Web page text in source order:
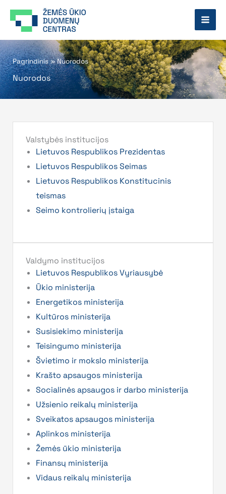
prie
Pagrindinis»Nuorodos
Nuorodos
Valstybės institucijos
Lietuvos Respublikos Prezidentas
Lietuvos Respublikos Seimas
Lietuvos Respublikos Konstitucinis
teismas
Seimo kontrolierių įstaiga
Valdymo institucijos
Lietuvos Respublikos Vyriausybė
Ūkio ministerija
Energetikos ministerija
Kultūros ministerija
Susisiekimo ministerija
Teisingumo ministerija
Švietimo ir mokslo ministerija
Krašto apsaugos ministerija
Socialinės apsaugos ir darbo ministerija
Užsienio reikalų ministerija
Sveikatos apsaugos ministerija
Aplinkos ministerija
Žemės ūkio ministerija
Finansų ministerija
Vidaus reikalų ministerija